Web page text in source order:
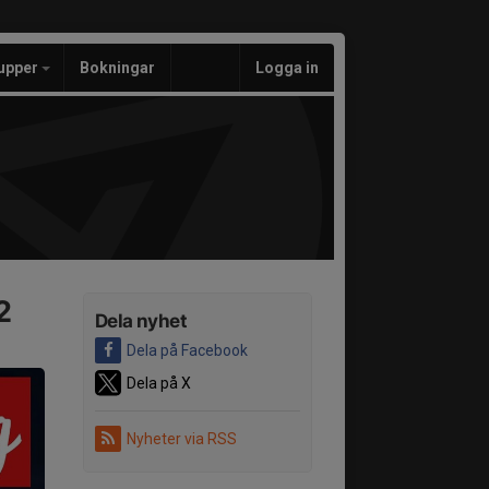
Bokningar Logga in
Dela nyhet
Dela på Facebook
Dela på X
Nyheter via RSS